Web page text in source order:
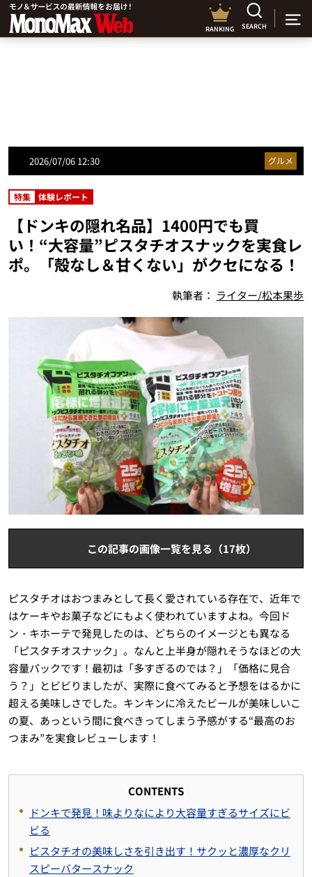
RANKING SEARCH
2026/07/06 12:30 グルメ
特集 体験レポート
【ドンキの隠れ名品】1400円でも買
い！“大容量”ピスタチオスナックを実食レ
ポ。「殻なし＆甘くない」がクセになる！
執筆者： ライター/松本果歩
この記事の画像一覧を見る（17枚）
ピスタチオはおつまみとして長く愛されている存在で、近年で
はケーキやお菓子などにもよく使われていますよね。今回ド
ン・キホーテで発見したのは、どちらのイメージとも異なる
「ピスタチオスナック」。なんと上半身が隠れそうなほどの大
容量パックです！最初は「多すぎるのでは？」「価格に見合
う？」とビビりましたが、実際に食べてみると予想をはるかに
超える美味しさでした。キンキンに冷えたビールが美味しいこ
の夏、あっという間に食べきってしまう予感がする“最高のお
つまみ”を実食レビューします！
CONTENTS
ドンキで発見！味よりなにより大容量すぎるサイズにビ
ビる
ピスタチオの美味しさを引き出す！サクッと濃厚なクリ
スピーバタースナック